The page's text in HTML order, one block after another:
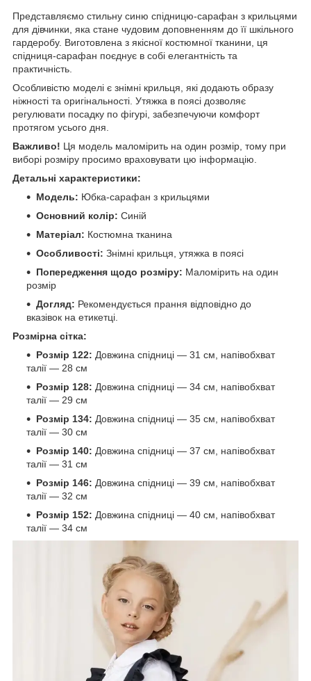
Представляємо стильну синю спідницю-сарафан з крильцями
для дівчинки, яка стане чудовим доповненням до її шкільного
гардеробу. Виготовлена з якісної костюмної тканини, ця
спідниця-сарафан поєднує в собі елегантність та
практичність.
Особливістю моделі є знімні крильця, які додають образу
ніжності та оригінальності. Утяжка в поясі дозволяє
регулювати посадку по фігурі, забезпечуючи комфорт
протягом усього дня.
Важливо! Ця модель маломірить на один розмір, тому при
виборі розміру просимо враховувати цю інформацію.
Детальні характеристики:
Модель: Юбка-сарафан з крильцями
Основний колір: Синій
Матеріал: Костюмна тканина
Особливості: Знімні крильця, утяжка в поясі
Попередження щодо розміру: Маломірить на один
розмір
Догляд: Рекомендується прання відповідно до
вказівок на етикетці.
Розмірна сітка:
Розмір 122: Довжина спідниці — 31 см, напівобхват
талії — 28 см
Розмір 128: Довжина спідниці — 34 см, напівобхват
талії — 29 см
Розмір 134: Довжина спідниці — 35 см, напівобхват
талії — 30 см
Розмір 140: Довжина спідниці — 37 см, напівобхват
талії — 31 см
Розмір 146: Довжина спідниці — 39 см, напівобхват
талії — 32 см
Розмір 152: Довжина спідниці — 40 см, напівобхват
талії — 34 см